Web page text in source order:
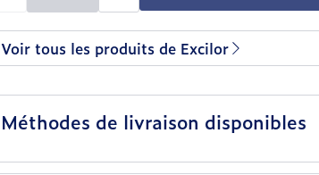
Voir tous les produits de Excilor
Méthodes de livraison disponibles